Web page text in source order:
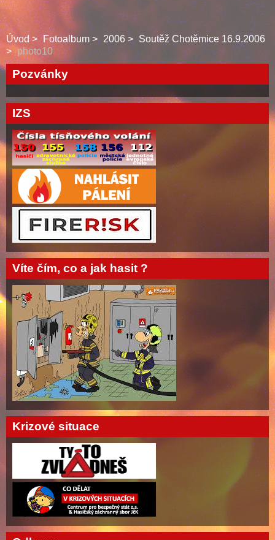
Úvod Fotoalbum 2006
Soutěž Chotěmice 16.9.2006
photo10
Pozvánky
IZS
Víte čím, co a jak hasit ?
Krizové situace